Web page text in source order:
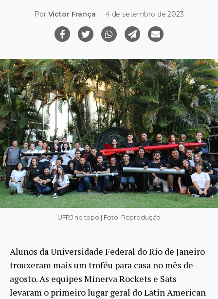
Por Victor França 4 de setembro de 2023
UFRJ no topo | Foto: Reprodução
Alunos da Universidade Federal do Rio de Janeiro
trouxeram mais um troféu para casa no mês de
agosto. As equipes Minerva Rockets e Sats
levaram o primeiro lugar geral do Latin American